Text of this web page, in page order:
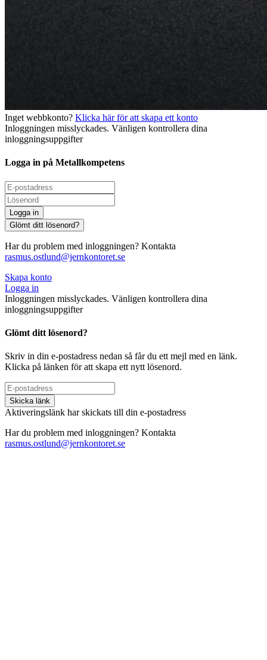
Inget webbkonto? Klicka här för att skapa ett konto
Inloggningen misslyckades. Vänligen kontrollera dina
inloggningsuppgifter
Logga in på Metallkompetens
Logga in
Glömt ditt lösenord?
Har du problem med inloggningen? Kontakta
rasmus.ostlund@jernkontoret.se
Skapa konto
Logga in
Inloggningen misslyckades. Vänligen kontrollera dina
inloggningsuppgifter
Glömt ditt lösenord?
Skriv in din e-postadress nedan så får du ett mejl med en länk.
Klicka på länken för att skapa ett nytt lösenord.
Skicka länk
Aktiveringslänk har skickats till din e-postadress
Har du problem med inloggningen? Kontakta
rasmus.ostlund@jernkontoret.se